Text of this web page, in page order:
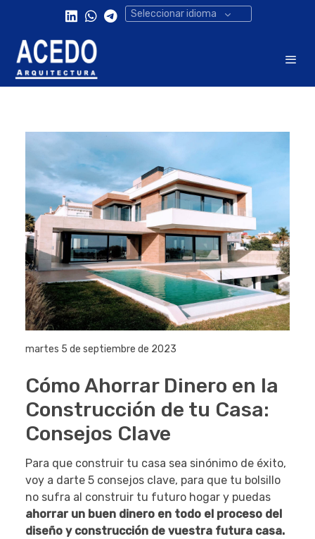
Seleccionar idioma
martes 5 de septiembre de 2023
Cómo Ahorrar Dinero en la
Construcción de tu Casa:
Consejos Clave
Para que construir tu casa sea sinónimo de éxito,
voy a darte 5 consejos clave, para que tu bolsillo
no sufra al construir tu futuro hogar y puedas
ahorrar un buen dinero en todo el proceso del
diseño y construcción de vuestra futura casa.